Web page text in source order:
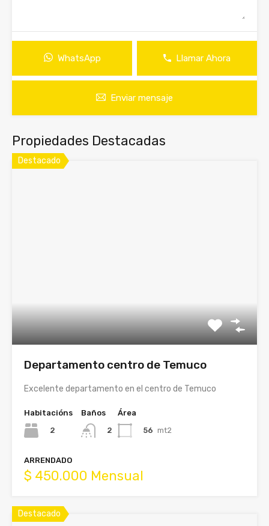
WhatsApp Llamar Ahora
Enviar mensaje
Propiedades Destacadas
Destacado
Departamento centro de Temuco
Excelente departamento en el centro de Temuco
Habitacións
2
Baños
2
Área
56 mt2
ARRENDADO
$ 450.000 Mensual
Destacado